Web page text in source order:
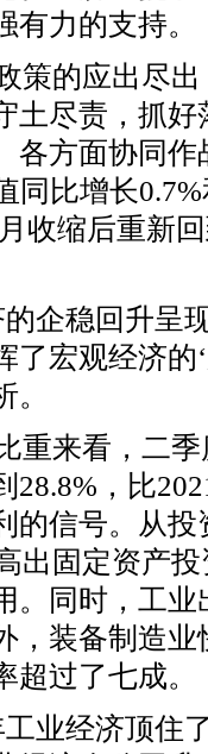
有力的支持。
策的应出尽
土尽责，抓
各方面协同
同比增长
收缩后重新
企稳回升呈
宏观经济的
重来看，二
28.8%，比
的信号。从
出固定资产
。同时，工
，装备制造
过了七成。
业经济顶住